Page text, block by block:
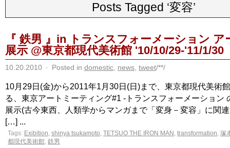
Posts Tagged ‘変容’
『 鉄男 』in トランスフォーメーション ア
展示 @東京都現代美術館 '10/10/29-'11/1/30
10.20.2010 · Posted in domestic news tweet/**/
10月29日(金)から2011年1月30日(日)まで、東京都現代美術
る、東京アートミーティング#1 -トランスフォーメーション
展示(古今東西、人類学からマンガまで「変身－変容」に関
[…] ...
Tags: Exibition, shinya tsukamoto, TETSUO THE IRON MAN , transformation, 塚
都現代美術館, 鉄男